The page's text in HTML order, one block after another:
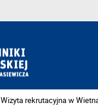
Wizyta rekrutacyjna w